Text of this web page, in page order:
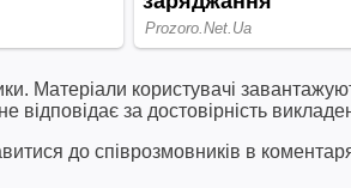
Матеріали користувачі
відповідає за достовірність
до співрозмовників в